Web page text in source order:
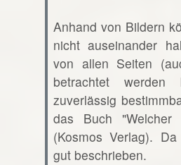
Anhand von Bildern
nicht auseinander
von allen Seiten
betrachtet
zuverlässig
das Buch
(Kosmos Verlag).
gut beschrieben.